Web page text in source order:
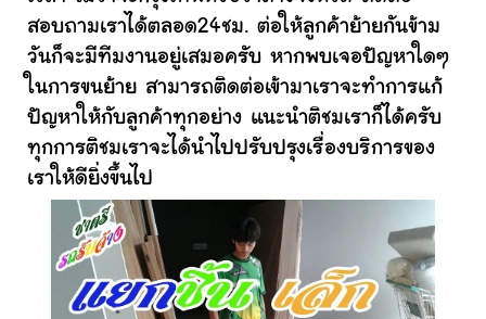
สอบถามเราได้ตลอด24ชม. ต่อให้ลูกค้าย้ายกันข้าม
วันก็จะมีทีมงานอยู่เสมอครับ หากพบเจอปัญหาใดๆ
ในการขนย้าย สามารถติดต่อเข้ามาเราจะทำการแก้
ปัญหาให้กับลูกค้าทุกอย่าง แนะนำติชมเราก็ได้ครับ
ทุกการติชมเราจะได้นำไปปรับปรุงเรื่องบริการของ
เราให้ดียิ่งขึ้นไป